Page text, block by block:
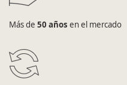
Más de 50 años en el mercado